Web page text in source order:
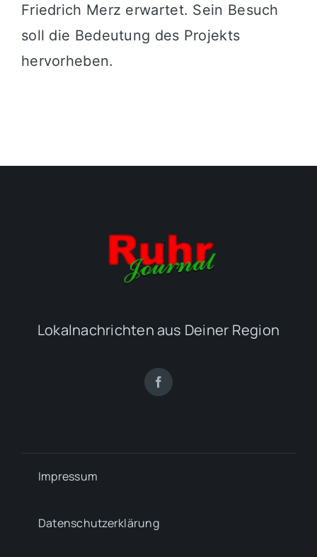
Friedrich Merz erwartet. Sein Besuch
soll die Bedeutung des Projekts
hervorheben.
Lokalnachrichten aus Deiner Region
Impressum
Datenschutzerklärung